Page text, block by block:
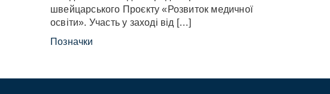
швейцарського Проєкту «Розвиток медичної
освіти». Участь у заході від […]
Позначки